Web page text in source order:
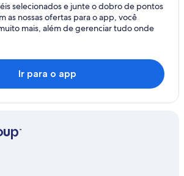
selecionados e junte o dobro de pontos
as nossas ofertas para o app, você
mais, além de gerenciar tudo onde
Ir para o app